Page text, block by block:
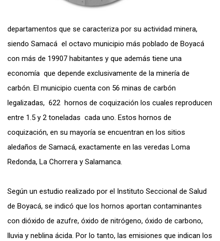
departamentos que se caracteriza por su actividad minera,
siendo Samacá el octavo municipio más poblado de Boyacá
con más de 19907 habitantes y que además tiene una
economía que depende exclusivamente de la minería de
carbón. El municipio cuenta con 56 minas de carbón
legalizadas, 622 hornos de coquización los cuales reproducen
entre 1.5 y 2 toneladas cada uno. Estos hornos de
coquización, en su mayoría se encuentran en los sitios
aledaños de Samacá, exactamente en las veredas Loma
Redonda, La Chorrera y Salamanca.
Según un estudio realizado por el Instituto Seccional de Salud
de Boyacá, se indicó que los hornos aportan contaminantes
con dióxido de azufre, óxido de nitrógeno, óxido de carbono,
lluvia y neblina ácida. Por lo tanto, las emisiones que indican los